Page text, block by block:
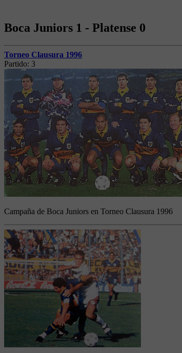
Boca Juniors 1 - Platense 0
Torneo Clausura 1996
Partido: 3
Campaña de Boca Juniors en Torneo Clausura 1996